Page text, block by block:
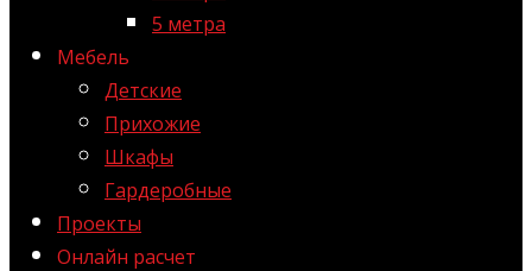
5 метра
Мебель
Детские
Прихожие
Шкафы
Гардеробные
Проекты
Онлайн расчет